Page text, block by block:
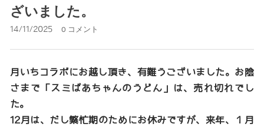
ざいました。
14/11/2025 0 コメント
月いちコラボにお越し頂き、有難うございました。お陰
さまで「スミばあちゃんのうどん」は、売れ切れでし
た。
12月は、だし繁忙期のためにお休みですが、来年、１月